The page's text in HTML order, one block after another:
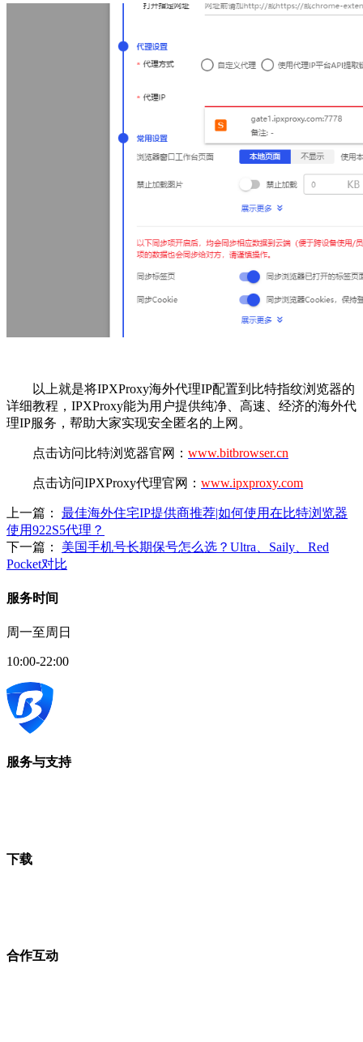
以上就是将IPXProxy海外代理IP配置到比特指纹浏览器的
详细教程，IPXProxy能为用户提供纯净、高速、经济的海外代
理IP服务，帮助大家实现安全匿名的上网。
点击访问比特浏览器官网： www.bitbrowser.cn
点击访问IPXProxy代理官网： www.ipxproxy.com
上一篇： 最佳海外住宅IP提供商推荐|如何使用在比特浏览器
使用922S5代理？
下一篇： 美国手机号长期保号怎么选？Ultra、Saily、Red
Pocket对比
服务时间
周一至周日
10:00-22:00
服务与支持
下载
合作互动